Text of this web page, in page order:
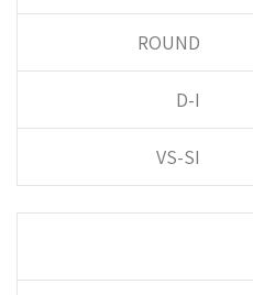
ROUND
D-I
VS-SI